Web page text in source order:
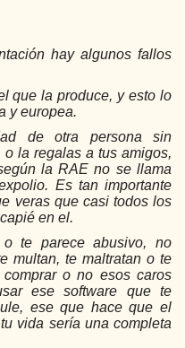
hay algunos fallos
que la produce, y esto lo
y europea.
de otra persona sin
la regalas a tus amigos,
la RAE no se llama
Es tan importante
veras que casi todos los
en el.
te parece abusivo, no
multan, te maltratan o te
o no esos caros
ese software que te
ese que hace que el
vida sería una completa